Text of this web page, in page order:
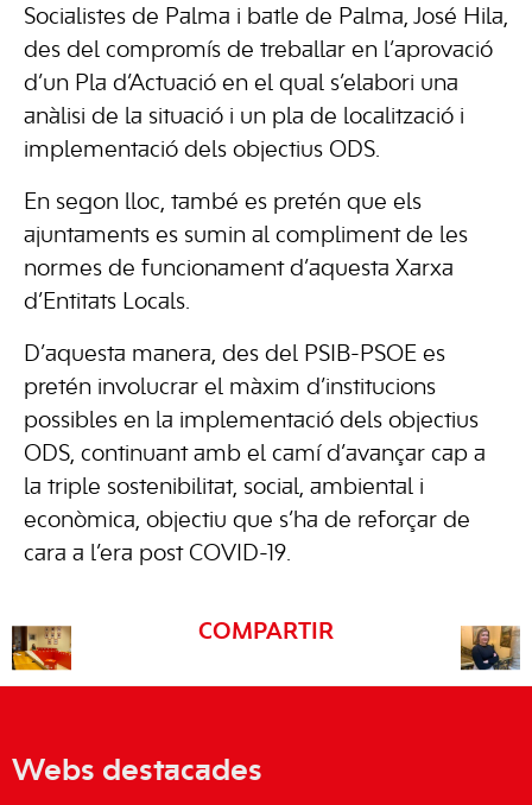
Socialistes de Palma i batle de Palma, José Hila,
des del compromís de treballar en l’aprovació
d’un Pla d’Actuació en el qual s’elabori una
anàlisi de la situació i un pla de localització i
implementació dels objectius ODS.
En segon lloc, també es pretén que els
ajuntaments es sumin al compliment de les
normes de funcionament d’aquesta Xarxa
d’Entitats Locals.
D’aquesta manera, des del PSIB-PSOE es
pretén involucrar el màxim d’institucions
possibles en la implementació dels objectius
ODS, continuant amb el camí d’avançar cap a
la triple sostenibilitat, social, ambiental i
econòmica, objectiu que s’ha de reforçar de
cara a l’era post COVID-19.
COMPARTIR
Webs destacades